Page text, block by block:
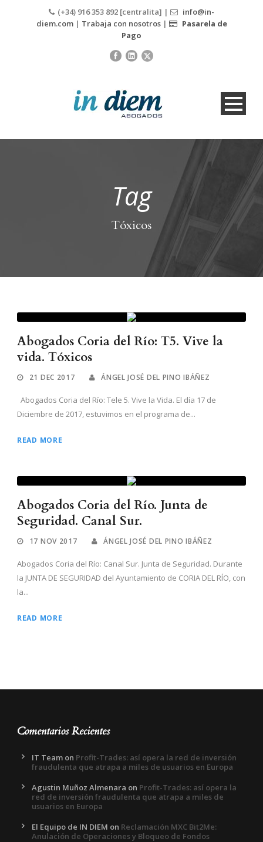
(+34) 916 353 892 [centralita] |
info@in-
diem.com| Trabaja con nosotros|
Pasarela de
Pago
Tag
Tóxicos
Abogados Coria del Río: T5. Vive la
vida. Tóxicos
21 DEC 2017 ÁNGEL JOSÉ DEL PINO IBÁÑEZ
Abogados Coria del Río: Tele 5. Vive la Vida. El día 17 de
Diciembre de 2017, estuvimos en el programa de...
READ MORE
Abogados Coria del Río. Junta de
Seguridad. Canal Sur.
17 NOV 2017 ÁNGEL JOSÉ DEL PINO IBÁÑEZ
Abogados Coria del Río: Canal Sur. Junta de Seguridad. Durante
la JUNTA DE SEGURIDAD del Ayuntamiento de CORIA DEL RÍO, con
la...
READ MORE
Comentarios Recientes
IT Team on Profit-Trades: así opera la red de inversión
fraudulenta que atrapa a miles de usuarios en Europa
Agustin Muñoz Almenara on Profit-Trades: así opera la
red de inversión fraudulenta que atrapa a miles de
usuarios en Europa
El Equipo de IN DIEM on Reclamación MXC Bit2Me:
Anulación de Operaciones y Bloqueo de Fondos